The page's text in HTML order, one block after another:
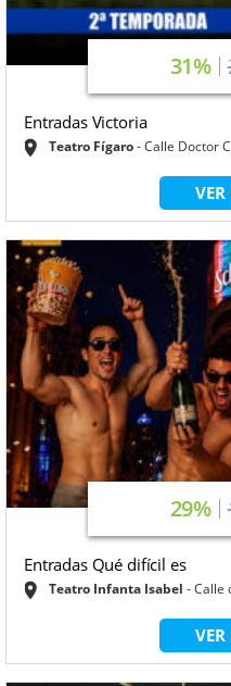
31%
Entradas Victoria
Teatro Fígaro Calle Doctor
VER
29%
Entradas Qué difícil es
Teatro Infanta Isabel Calle
VER